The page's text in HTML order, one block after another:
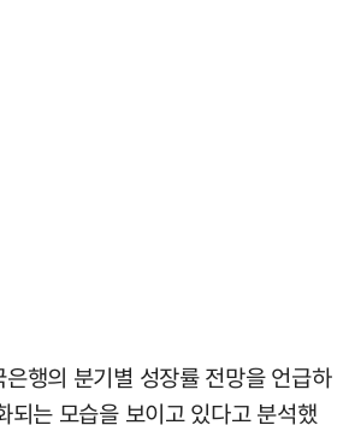
행의 분기별 성장률 전망을 언급하
되는 모습을 보이고 있다고 분석했